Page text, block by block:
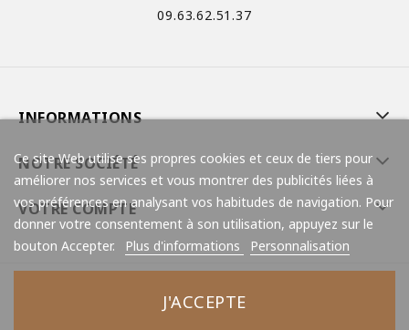
09.63.62.51.37
INFORMATIONS
NOTRE SOCIÉTÉ
VOTRE COMPTE
Ce site Web utilise ses propres cookies et ceux de tiers pour
améliorer nos services et vous montrer des publicités liées à
vos préférences en analysant vos habitudes de navigation. Pour
donner votre consentement à son utilisation, appuyez sur le
bouton Accepter.
Plus d'informations Personnalisation
J'ACCEPTE